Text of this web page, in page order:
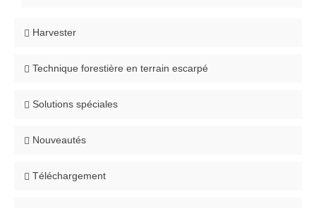
Harvester
Technique forestière en terrain escarpé
Solutions spéciales
Nouveautés
Téléchargement